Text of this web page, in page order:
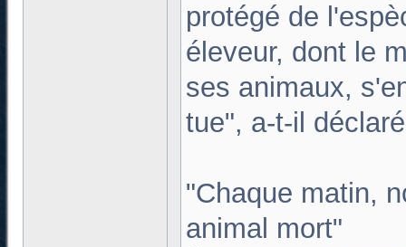
protégé de
éleveur, dont le
ses animaux,
tue", a-t-il
"Chaque matin,
animal mort"